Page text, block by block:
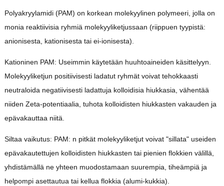
Polyakryylamidi (PAM) on korkean molekyylinen polymeeri, jolla on
monia reaktiivisia ryhmiä molekyyliketjussaan (riippuen tyypistä:
anionisesta, kationisesta tai ei-ionisesta).
Kationinen PAM: Useimmin käytetään huuhtoaineiden käsittelyyn.
Molekyyliketjun positiivisesti ladatut ryhmät voivat tehokkaasti
neutraloida negatiivisesti ladattuja kolloidisia hiukkasia, vähentää
niiden Zeta-potentiaalia, tuhota kolloidisten hiukkasten vakauden ja
epävakauttaa niitä.
Siltaa vaikutus: PAM: n pitkät molekyyliketjut voivat "sillata" useiden
epävakautettujen kolloidisten hiukkasten tai pienien flokkien välillä,
yhdistämällä ne yhteen muodostamaan suurempia, tiheämpiä ja
helpompi asettautua tai kellua flokkia (alumi-kukkia).